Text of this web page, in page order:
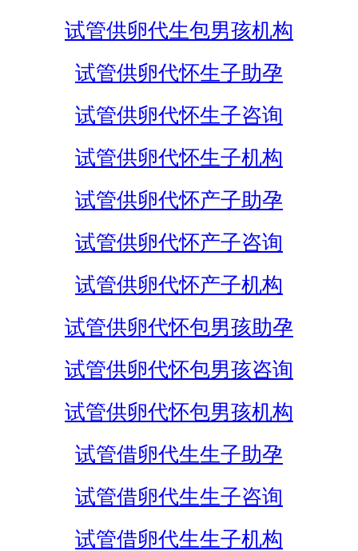
试管供卵代生包男孩机构
试管供卵代怀生子助孕
试管供卵代怀生子咨询
试管供卵代怀生子机构
试管供卵代怀产子助孕
试管供卵代怀产子咨询
试管供卵代怀产子机构
试管供卵代怀包男孩助孕
试管供卵代怀包男孩咨询
试管供卵代怀包男孩机构
试管借卵代生生子助孕
试管借卵代生生子咨询
试管借卵代生生子机构